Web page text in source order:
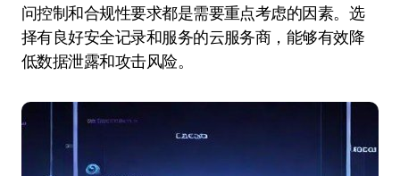
问控制和合规性要求都是需要重点考虑的因素。选
择有良好安全记录和服务的云服务商，能够有效降
低数据泄露和攻击风险。